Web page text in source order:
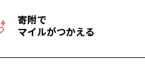
寄附で
マイルがつかえる